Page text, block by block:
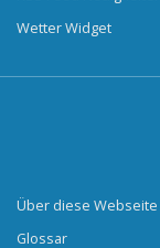
Wetter Widget
Über diese Webseite
Glossar